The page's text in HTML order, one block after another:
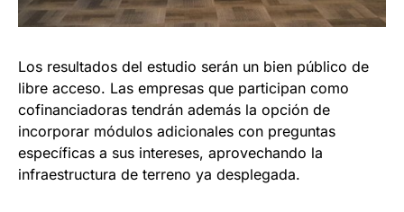
Los resultados del estudio serán un bien público de
libre acceso. Las empresas que participan como
cofinanciadoras tendrán además la opción de
incorporar módulos adicionales con preguntas
específicas a sus intereses, aprovechando la
infraestructura de terreno ya desplegada.